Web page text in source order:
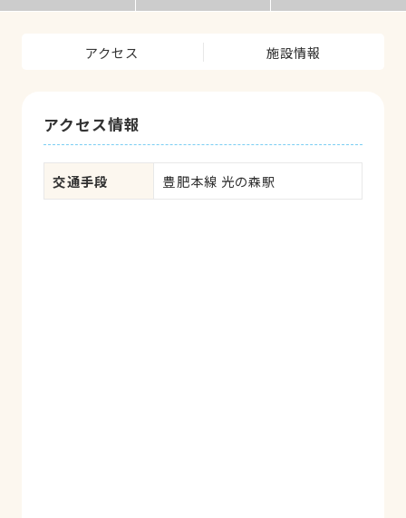
アクセス 施設情報
アクセス情報
交通手段 豊肥本線 光の森駅